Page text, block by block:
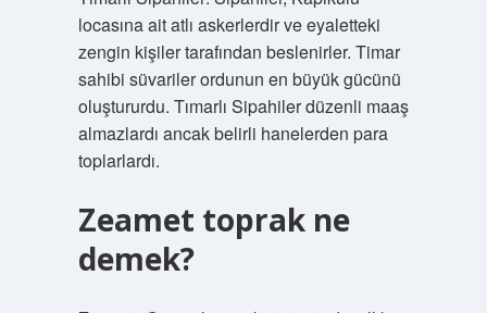
locasına ait atlı askerlerdir ve eyaletteki
zengin kişiler tarafından beslenirler. Timar
sahibi süvariler ordunun en büyük gücünü
oluştururdu. Tımarlı Sipahiler düzenli maaş
almazlardı ancak belirli hanelerden para
toplarlardı.
Zeamet toprak ne
demek?